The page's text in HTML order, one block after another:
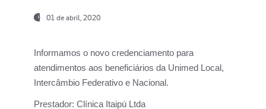
01 de abril, 2020
Informamos o novo credenciamento para
atendimentos aos beneficiários da Unimed Local,
Intercâmbio Federativo e Nacional.
Prestador: Clínica Itaipú Ltda